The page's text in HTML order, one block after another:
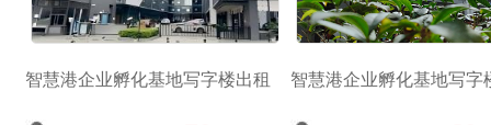
智慧港企业孵化基地写字楼出租 智慧港企业孵化基地写字